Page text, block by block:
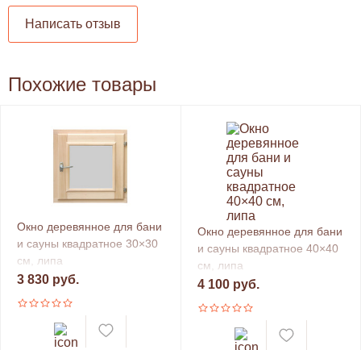
Написать отзыв
Похожие товары
Окно деревянное для бани
и сауны квадратное 30×30
см, липа
3 830 руб.
Окно деревянное для бани
и сауны квадратное 40×40
см, липа
4 100 руб.